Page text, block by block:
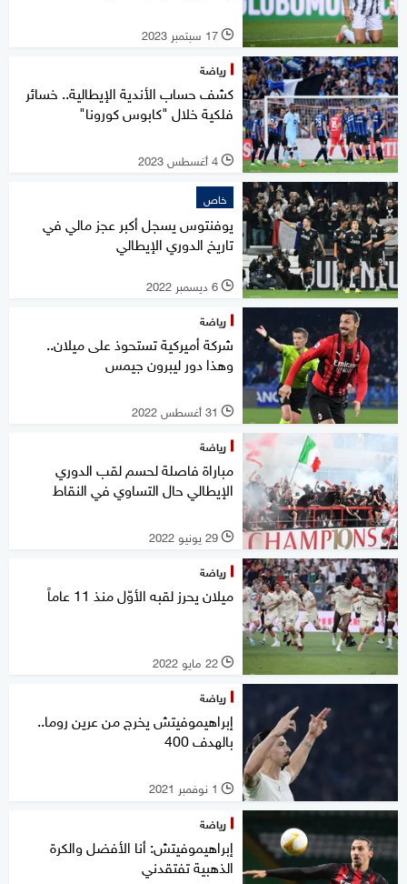
l 17 سبتمبر 2023
رياضة
كشف حساب الأندية الإيطالية.. خسائر
فلكية خلال "كابوس كورونا"
l 4 أغسطس 2023
خاص
يوفنتوس يسجل أكبر عجز مالي في
تاريخ الدوري الإيطالي
l 6 ديسمبر 2022
رياضة
شركة أميركية تستحوذ على ميلان..
وهذا دور ليبرون جيمس
l 31 أغسطس 2022
رياضة
مباراة فاصلة لحسم لقب الدوري
الإيطالي حال التساوي في النقاط
l 29 يونيو 2022
رياضة
ميلان يحرز لقبه الأوّل منذ 11 عاماً
l 22 مايو 2022
رياضة
إبراهيموفيتش يخرج من عرين روما..
بالهدف 400
l 1 نوفمبر 2021
رياضة
إبراهيموفيتش: أنا الأفضل والكرة
الذهبية تفتقدني